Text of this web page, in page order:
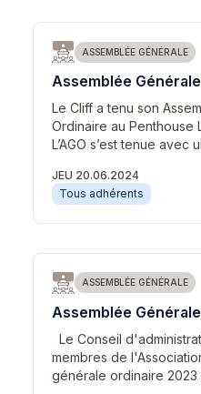
ASSEMBLÉE GÉNÉRALE
Assemblée
Le Cliff a tenu son
Ordinaire au Penthouse
L’AGO s’est tenue
JEU 20.06.2024
Tous adhérents
ASSEMBLÉE GÉNÉRALE
Assemblée
Le Conseil
membres de
générale ordinaire 2023